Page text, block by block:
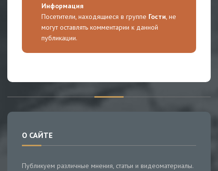
Информация
Посетители, находящиеся в группе Гости, не
могут оставлять комментарии к данной
публикации.
О САЙТЕ
Публикуем различные мнения, статьи и видеоматериалы.